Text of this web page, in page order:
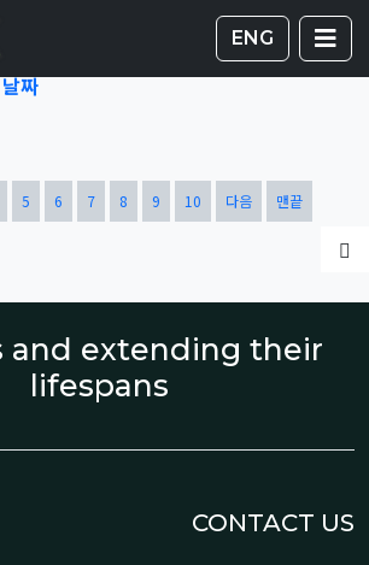
ENG 게시판
날짜
열린
페이지
지5페이지6
페이지7
페이지8
페이지9
페이지10
페이지 다음 맨끝
and extending their
lifespans
CONTACT US